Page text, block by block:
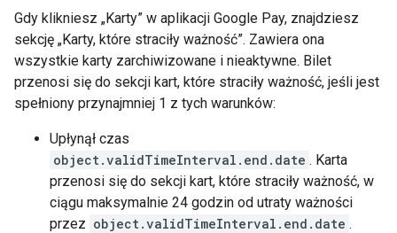
Gdy klikniesz „Karty” w aplikacji Google Pay, znajdziesz
sekcję „Karty, które straciły ważność”. Zawiera ona
wszystkie karty zarchiwizowane i nieaktywne. Bilet
przenosi się do sekcji kart, które straciły ważność, jeśli jest
spełniony przynajmniej 1 z tych warunków:
Upłynął czas
object.validTimeInterval.end.date . Karta
przenosi się do sekcji kart, które straciły ważność, w
ciągu maksymalnie 24 godzin od utraty ważności
przez object.validTimeInterval.end.date .